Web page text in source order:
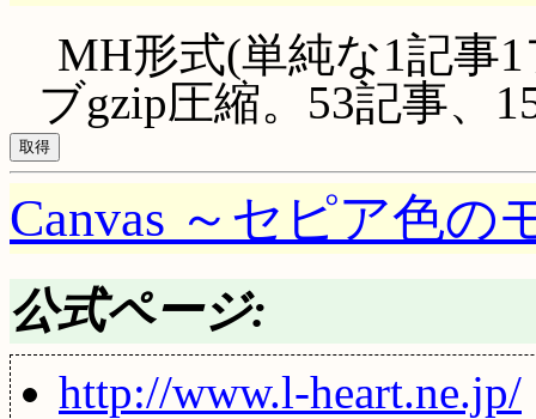
MH形式(単純な1記事
ブgzip圧縮。53記事、
Canvas ～セピア色の
公式ページ:
http://www.l-heart.ne.jp/